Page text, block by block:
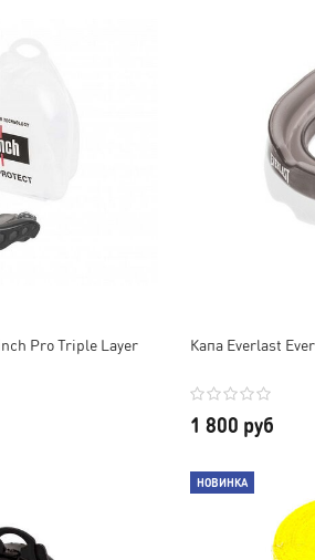
Pro Triple Layer
Капа Everlast
1 800 руб
НОВИНКА